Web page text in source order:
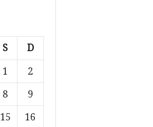
S D
1
2
8
9
15
16